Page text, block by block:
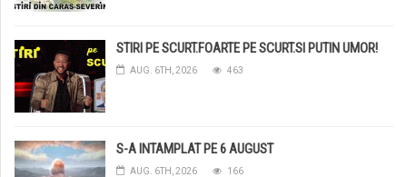
STIRI PE SCURT.FOARTE PE SCURT.SI PUTIN UMOR!
AUG. 6TH, 2026 463
S-A INTAMPLAT PE 6 AUGUST
AUG. 6TH, 2026 166